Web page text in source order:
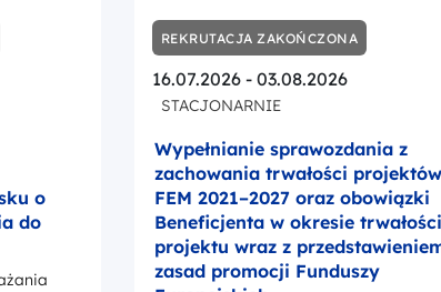
o
do
REKRUTACJA ZAKOŃCZONA
16.07.2026 - 03.08.2026
STACJONARNIE
Wypełnianie sprawozdania z
zachowania trwałości projektów
FEM 2021–2027 oraz obowiązki
Beneficjenta w okresie trwałości
projektu wraz z
zasad promocji Funduszy